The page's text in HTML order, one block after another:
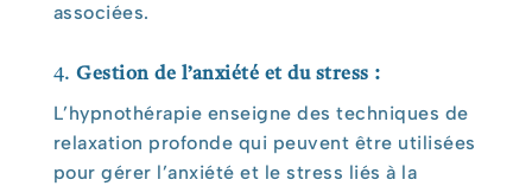
associées.
4.Gestion de l’anxiété et du stress :
L’hypnothérapie enseigne des techniques de
relaxation profonde qui peuvent être utilisées
pour gérer l’anxiété et le stress liés à la